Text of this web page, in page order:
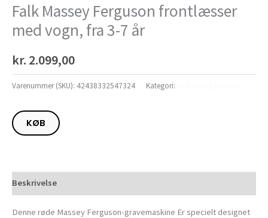
Falk Massey Ferguson frontlæsser
med vogn, fra 3-7 år
kr. 2.099,00
Varenummer (SKU): 42438332547324 Kategori:
KØB
Beskrivelse
Denne røde Massey Ferguson-gravemaskine Er specielt designet